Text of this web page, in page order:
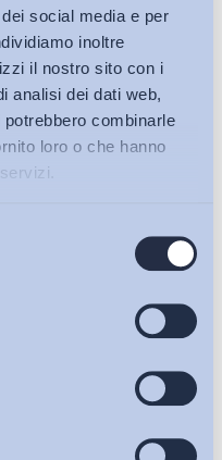
social media e per
inoltre
il nostro sito con i
analisi dei dati web,
combinarle
loro o che hanno